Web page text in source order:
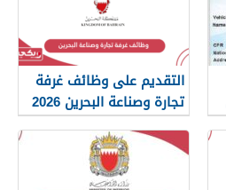
التقديم على وظائف غرفة
تجارة وصناعة البحرين 2026